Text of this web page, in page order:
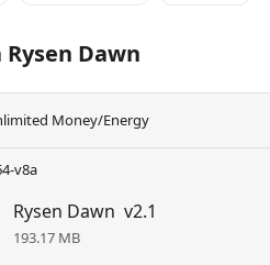
Rysen Dawn
Money/Energy
v8a
Rysen Dawn v2.1
193.17 MB